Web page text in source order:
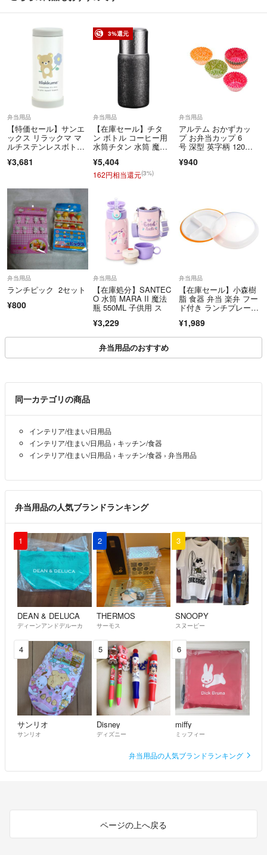
弁当用品
【特価セール】サンエ
ックス リラックマ マ
ルチステンレスボト
¥3,681
3%還元
弁当用品
【在庫セール】チタ
ン ボトル コーヒー用
水筒チタン 水筒 魔法
¥5,404
162円相当還元(3%)
弁当用品
アルテム おかずカッ
プ お弁当カップ 6
号 深型 英字柄 120枚
ジ対応 日本製 【在庫
¥940
弁当用品
ランチピック 2セット
¥800
弁当用品
【在庫処分】SANTEC
O 水筒 MARA II 魔法
瓶 550ML 子供用 ス
¥3,229
弁当用品
【在庫セール】小森樹
脂 食器 弁当 楽弁 フー
ド付き ランチプレー
¥1,989
弁当用品のおすすめ
同一カテゴリの商品
インテリア/住まい/日用品
インテリア/住まい/日用品 › キッチン/食器
インテリア/住まい/日用品 › キッチン/食器 › 弁当用品
弁当用品の人気ブランドランキング
1
DEAN & DELUCA
ディーンアンドデルーカ
2
THERMOS
サーモス
3
SNOOPY
スヌーピー
4
サンリオ
サンリオ
5
Disney
ディズニー
6
miffy
ミッフィー
弁当用品の人気ブランドランキング
ページの上へ戻る